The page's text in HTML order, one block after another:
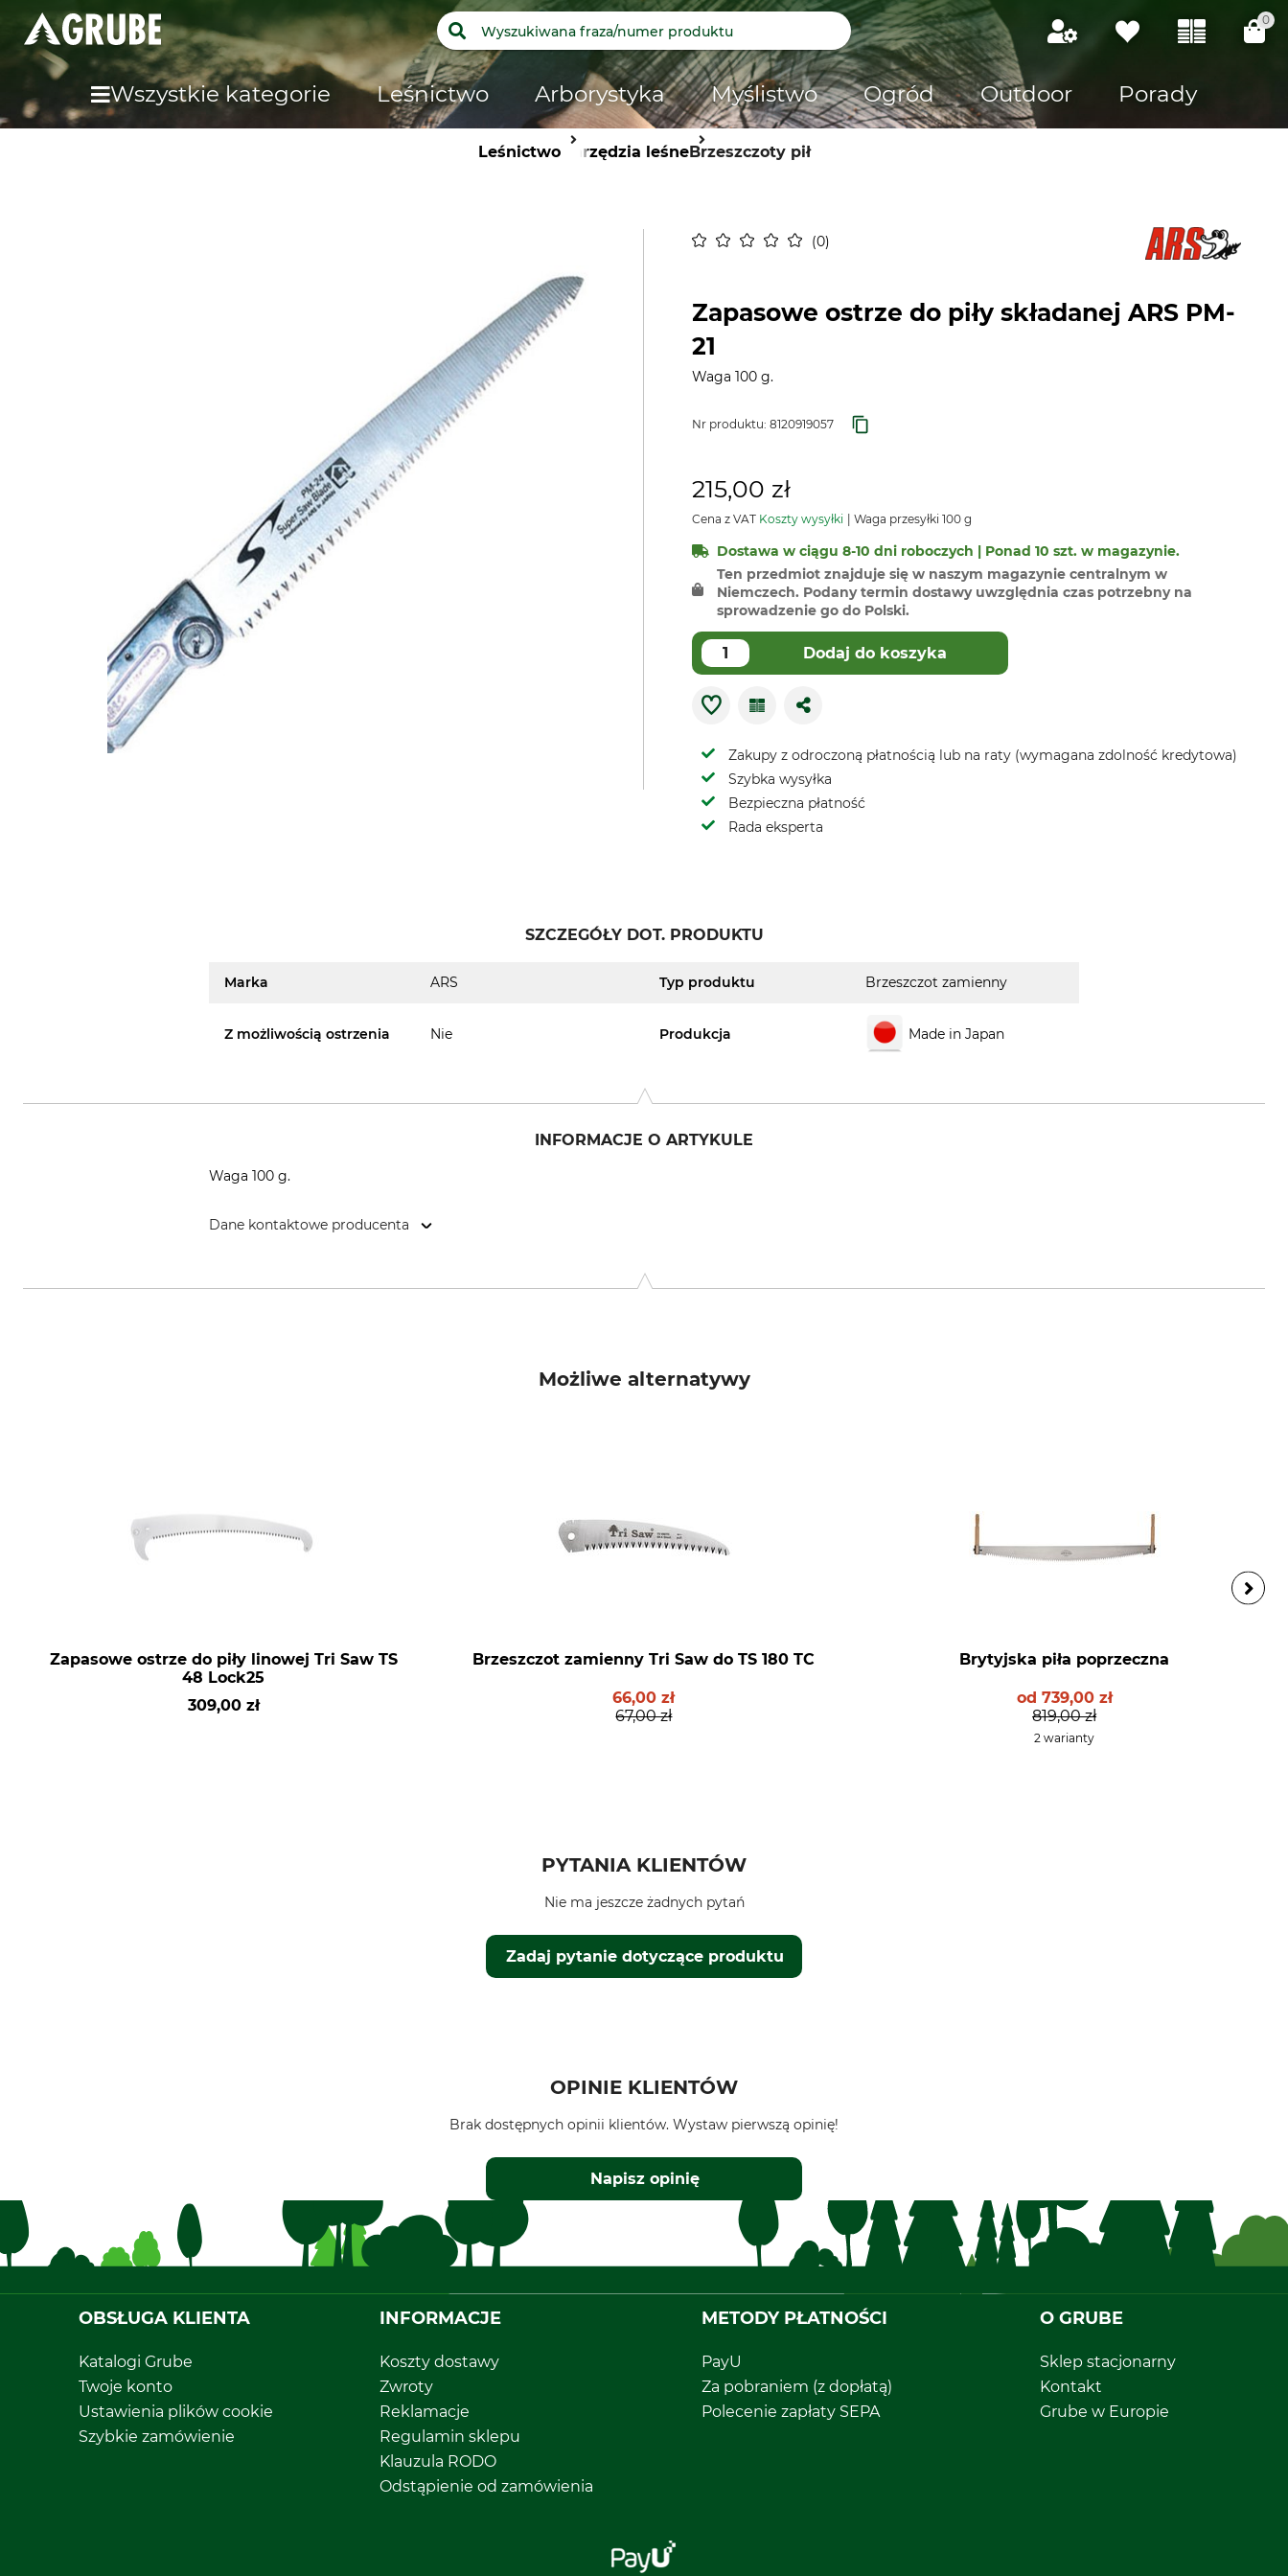
0
Wszystkie kategorie Leśnictwo Arborystyka Myślistwo Ogród Outdoor Porady
LeśnictwoNarzędzia leśneBrzeszczoty pił
0
Zapasowe ostrze do piły składanej ARS PM-
21
Waga 100 g.
Nr produktu: 8120919057
215,00 zł
Cena z VAT Koszty wysyłki Waga przesyłki 100 g
Dostawa w ciągu 8-10 dni roboczych | Ponad 10 szt. w magazynie.
Ten przedmiot znajduje się w naszym magazynie centralnym w
Niemczech. Podany termin dostawy uwzględnia czas potrzebny na
sprowadzenie go do Polski.
Dodaj do koszyka
Zakupy z odroczoną płatnością lub na raty (wymagana zdolność kredytowa)
Szybka wysyłka
Bezpieczna płatność
Rada eksperta
SZCZEGÓŁY DOT. PRODUKTU
Marka ARS Typ produktu Brzeszczot zamienny
Z możliwością ostrzenia Nie Produkcja Made in Japan
INFORMACJE O ARTYKULE
Waga 100 g.
Dane kontaktowe producenta
Możliwe alternatywy
Zapasowe ostrze do piły linowej Tri Saw TS
48 Lock25
309,00 zł
Brzeszczot zamienny Tri Saw do TS 180 TC
66,00 zł
67,00 zł
Brytyjska piła poprzeczna
od 739,00 zł
819,00 zł
2 warianty
PYTANIA KLIENTÓW
Zadaj pytanie dotyczące produktu
Nie ma jeszcze żadnych pytań
OPINIE KLIENTÓW
Brak dostępnych opinii klientów. Wystaw pierwszą opinię!
Napisz opinię
OBSŁUGA KLIENTA
Katalogi Grube
Twoje konto
Ustawienia plików cookie
Szybkie zamówienie
INFORMACJE
Koszty dostawy
Zwroty
Reklamacje
Regulamin sklepu
Klauzula RODO
Odstąpienie od zamówienia
METODY PŁATNOŚCI
PayU
Za pobraniem (z dopłatą)
Polecenie zapłaty SEPA
O GRUBE
Sklep stacjonarny
Kontakt
Grube w Europie